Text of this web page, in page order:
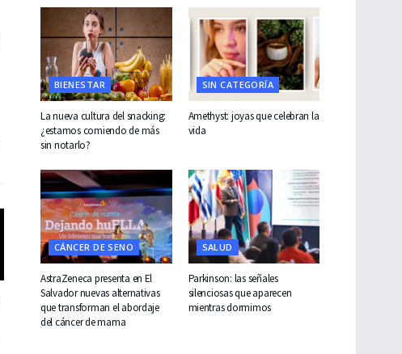
BIENESTAR
La nueva cultura del snacking:
¿estamos comiendo de más
sin notarlo?
SIN CATEGORÍA
Amethyst: joyas que celebran la
vida
CÁNCER DE SENO
AstraZeneca presenta en El
Salvador nuevas alternativas
que transforman el abordaje
del cáncer de mama
SALUD
Parkinson: las señales
silenciosas que aparecen
mientras dormimos